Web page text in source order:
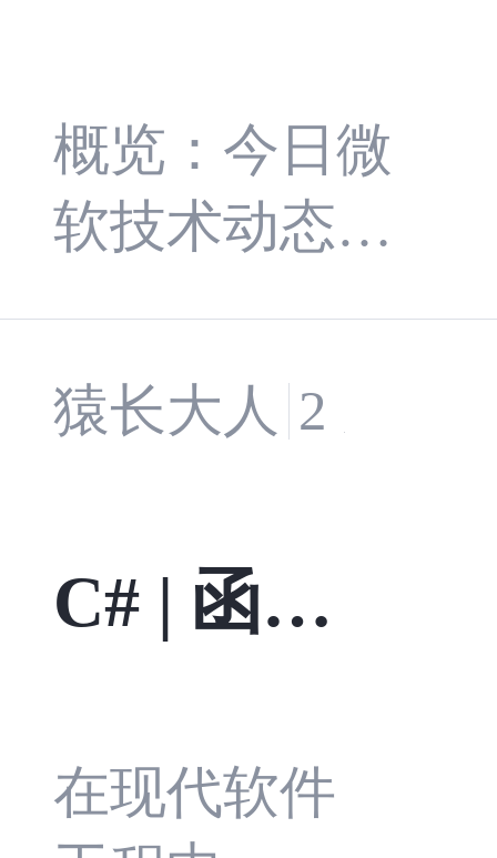
协调：“小
张你先降
落，我等下
天空很快就
乱。
08-06
概览：今日微
软技术动态集
中于 AI/Copilot
安全与治理争
议（蠕虫漏洞 +
撤回）、Windo
化全栈推进、.
NET 11 Preview
猿长大人 2 天前
C# | 函数
门
在现代软件